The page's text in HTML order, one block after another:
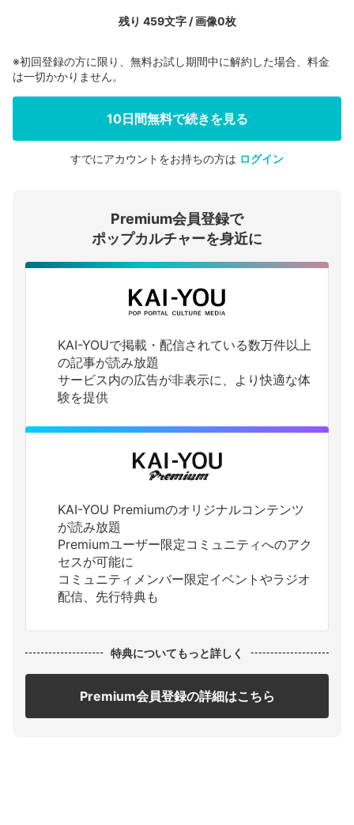
残り 459文字 / 画像0枚
会員登録する
ログインする
※初回登録の方に限り、無料お試し期間中に解約した場合、料金
は一切かかりません。
10日間無料で続きを見る
すでにアカウントをお持ちの方は ログイン
Premium会員登録で
ポップカルチャーを身近に
KAI-YOUで掲載・配信されている数万件以上
の記事が読み放題
サービス内の広告が非表示に、より快適な体
験を提供
KAI-YOU Premiumのオリジナルコンテンツ
が読み放題
Premiumユーザー限定コミュニティへのアク
セスが可能に
コミュニティメンバー限定イベントやラジオ
配信、先行特典も
特典についてもっと詳しく
Premium会員登録の詳細はこちら